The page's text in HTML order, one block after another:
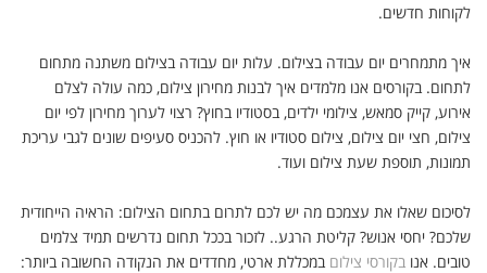
לקוחות חדשים.
איך מתמחרים יום עבודה בצילום. עלות יום עבודה בצילום משתנה מתחום
לתחום. בקורסים אנו מלמדים איך לבנות מחירון צילום, כמה עולה לצלם
אירוע, קייק סמאש, צילומי ילדים, בסטודיו בחוץ? רצוי לערוך מחירון לפי יום
צילום, חצי יום צילום, צילום סטודיו או חוץ. להכניס סעיפים שונים לגבי עריכת
תמונות, תוספת שעת צילום ועוד.
לסיכום שאלו את עצמכם מה יש לכם לתרום בתחום הצילום: הראיה הייחודית
שלכם? יחסי אנוש? קליטת הרגע.. לזכור בככל תחום נדרשים תמיד צלמים
טובים. אנו בקורסי צילום במכללת ארטי, מחדדים את הנקודה החשובה ביותר: